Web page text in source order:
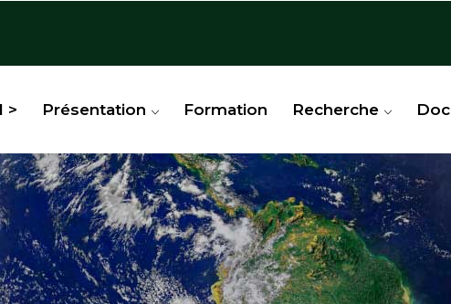
> Présentation Formation Recherche